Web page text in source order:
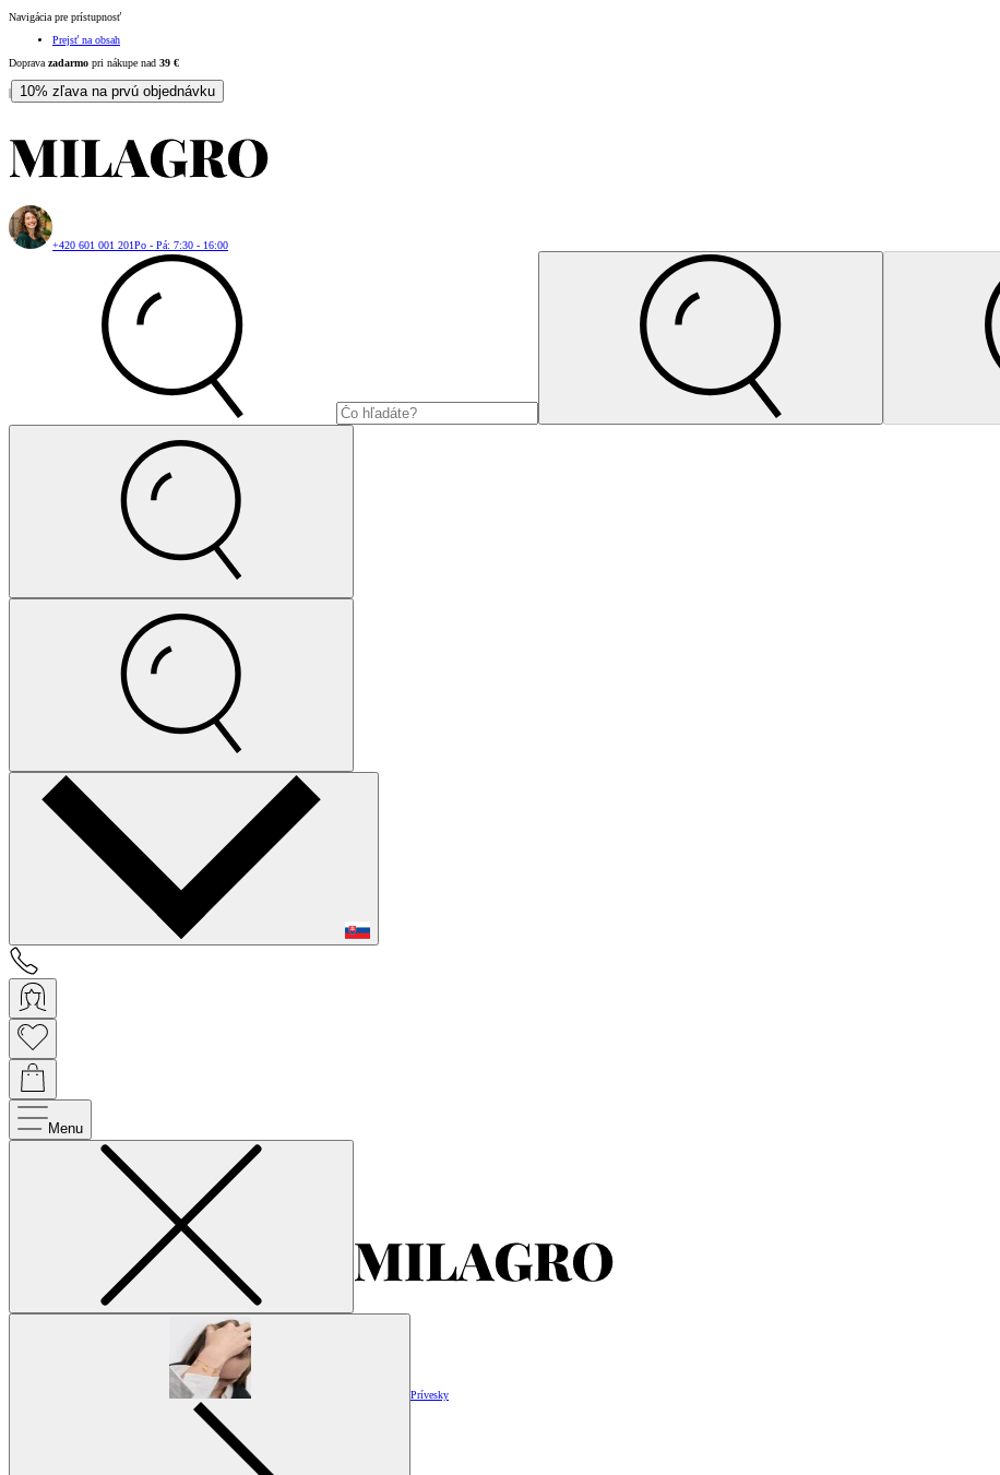
Navigácia pre prístupnosť
Prejsť na obsah
Doprava zadarmo pri nákupe nad 39 €
| 10% zľava na prvú objednávku
+420 601 001 201Po - Pá: 7:30 - 16:00
Menu
Prívesky